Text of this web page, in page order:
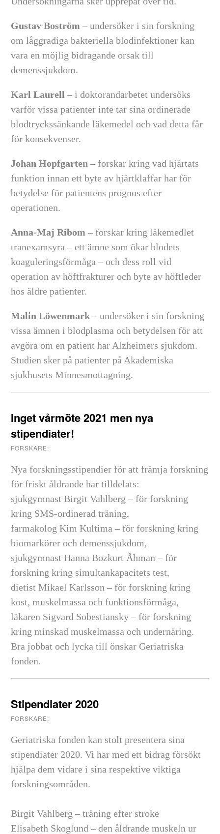
Gustav Boström – undersöker i sin forskning
om låggradiga bakteriella blodinfektioner kan
vara en möjlig bidragande orsak till
demenssjukdom.
Karl Laurell – i doktorandarbetet undersöks
varför vissa patienter inte tar sina ordinerade
blodtryckssänkande läkemedel och vad detta får
för konsekvenser.
Johan Hopfgarten – forskar kring vad hjärtats
funktion innan ett byte av hjärtklaffar har för
betydelse för patientens prognos efter
operationen.
Anna-Maj Ribom – forskar kring läkemedlet
tranexamsyra – ett ämne som ökar blodets
koaguleringsförmåga – och dess roll vid
operation av höftfrakturer och byte av höftleder
hos äldre patienter.
Malin Löwenmark – undersöker i sin forskning
vissa ämnen i blodplasma och betydelsen för att
avgöra om en patient har Alzheimers sjukdom.
Studien sker på patienter på Akademiska
sjukhusets Minnesmottagning.
Inget vårmöte 2021 men nya
stipendiater!
FORSKARE:
Nya forskningsstipendier för att främja forskning
för friskt åldrande har tilldelats:
sjukgymnast Birgit Vahlberg – för forskning
kring SMS-ordinerad träning,
farmakolog Kim Kultima – för forskning kring
biomarkörer och demenssjukdom,
sjukgymnast Hanna Bozkurt Åhman – för
forskning kring simultankapacitets test,
dietist Mikael Karlsson – för forskning kring
kost, muskelmassa och funktionsförmåga,
läkaren Sigvard Sobestiansky – för forskning
kring minskad muskelmassa och undernäring.
Bra jobbat och lycka till önskar Geriatriska
fonden.
Stipendiater 2020
FORSKARE:
Geriatriska fonden kan stolt presentera sina
stipendiater 2020. Vi har med ett bidrag försökt
hjälpa dem vidare i sina respektive viktiga
forskningsområden.
Birgit Vahlberg – träning efter stroke
Elisabeth Skoglund – den åldrande muskeln ur